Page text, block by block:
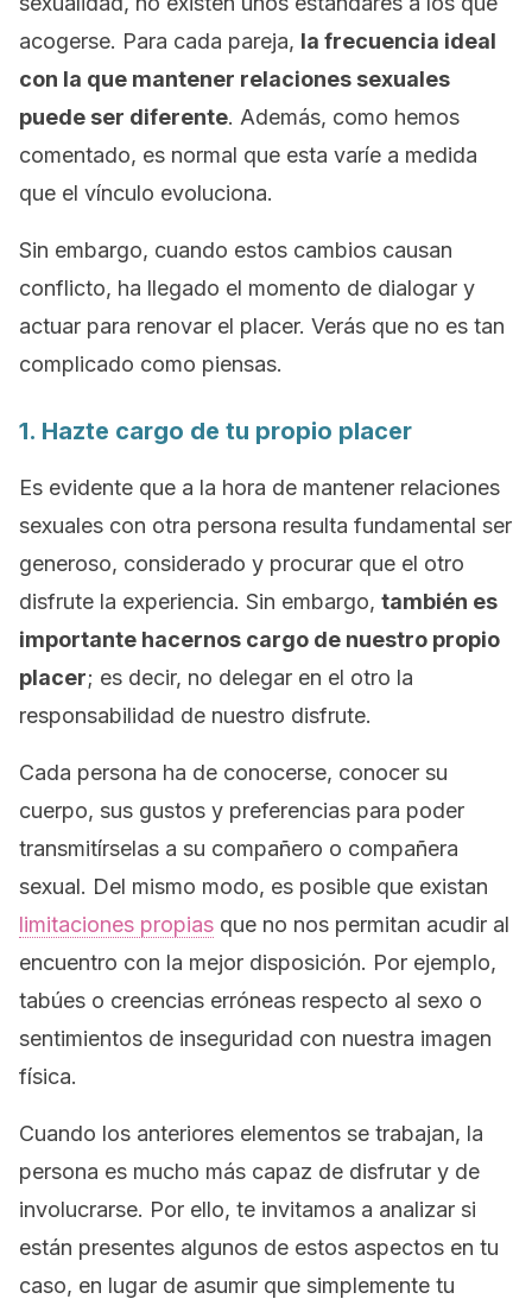
acogerse. Para cada pareja, la frecuencia ideal
con la que mantener relaciones sexuales
puede ser diferente. Además, como hemos
comentado, es normal que esta varíe a medida
que el vínculo evoluciona.
Sin embargo, cuando estos cambios causan
conflicto, ha llegado el momento de dialogar y
actuar para renovar el placer. Verás que no es tan
complicado como piensas.
1. Hazte cargo de tu propio placer
Es evidente que a la hora de mantener relaciones
sexuales con otra persona resulta fundamental ser
generoso, considerado y procurar que el otro
disfrute la experiencia. Sin embargo, también es
importante hacernos cargo de nuestro propio
placer; es decir, no delegar en el otro la
responsabilidad de nuestro disfrute.
Cada persona ha de conocerse, conocer su
cuerpo, sus gustos y preferencias para poder
transmitírselas a su compañero o compañera
sexual. Del mismo modo, es posible que existan
limitaciones propias que no nos permitan acudir al
encuentro con la mejor disposición. Por ejemplo,
tabúes o creencias erróneas respecto al sexo o
sentimientos de inseguridad con nuestra imagen
física.
Cuando los anteriores elementos se trabajan, la
persona es mucho más capaz de disfrutar y de
involucrarse. Por ello, te invitamos a analizar si
están presentes algunos de estos aspectos en tu
caso, en lugar de asumir que simplemente tu